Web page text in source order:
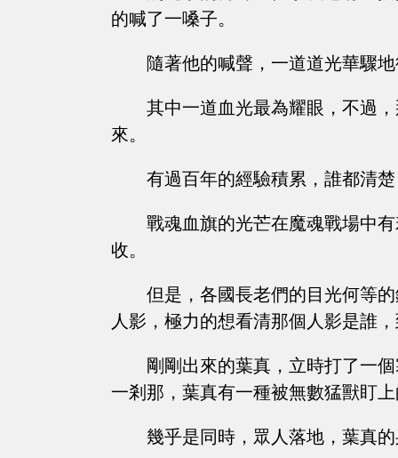
的喊了一嗓子。
隨著他的喊聲，一道道光華驟
其中一道血光最為耀眼，不過
來。
有過百年的經驗積累，誰都清
戰魂血旗的光芒在魔魂戰場中
收。
但是，各國長老們的目光何等
人影，極力的想看清那個人影是誰
剛剛出來的葉真，立時打了一
一剎那，葉真有一種被無數猛獸盯
幾乎是同時，眾人落地，葉真